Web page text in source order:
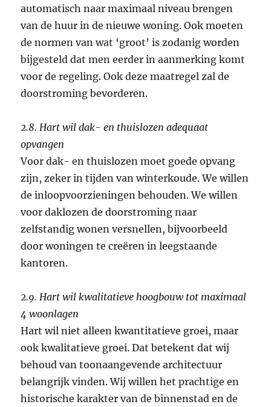
automatisch naar maximaal niveau brengen
van de huur in de nieuwe woning. Ook moeten
de normen van wat ‘groot’ is zodanig worden
bijgesteld dat men eerder in aanmerking komt
voor de regeling. Ook deze maatregel zal de
doorstroming bevorderen.
2.8. Hart wil dak- en thuislozen adequaat
opvangen
Voor dak- en thuislozen moet goede opvang
zijn, zeker in tijden van winterkoude. We willen
de inloopvoorzieningen behouden. We willen
voor daklozen de doorstroming naar
zelfstandig wonen versnellen, bijvoorbeeld
door woningen te creëren in leegstaande
kantoren.
2.9. Hart wil kwalitatieve hoogbouw tot maximaal
4 woonlagen
Hart wil niet alleen kwantitatieve groei, maar
ook kwalitatieve groei. Dat betekent dat wij
behoud van toonaangevende architectuur
belangrijk vinden. Wij willen het prachtige en
historische karakter van de binnenstad en de